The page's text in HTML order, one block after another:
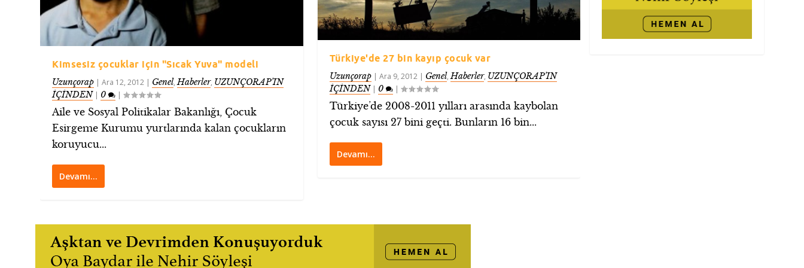
Kimsesiz çocuklar için "Sıcak Yuva" modeli
Uzunçorap |Ara 12, 2012 | Genel,Haberler, UZUNÇORAP’IN
İÇİNDEN| 0 |
Aile ve Sosyal Politikalar Bakanlığı, Çocuk
Esirgeme Kurumu yurtlarında kalan çocukların
koruyucu...
Devamı…
Türkiye'de 27 bin kayıp çocuk var
Uzunçorap| Ara 9, 2012| Genel,Haberler, UZUNÇORAP’IN
İÇİNDEN| 0 |
Türkiye’de 2008-2011 yılları arasında kaybolan
çocuk sayısı 27 bini geçti. Bunların 16 bin...
Devamı…